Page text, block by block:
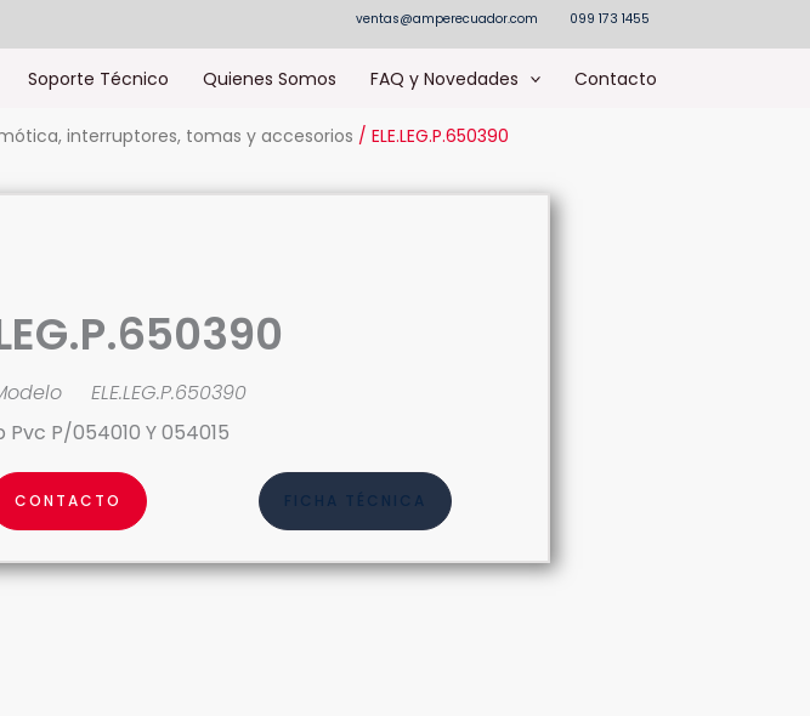
ventas@amperecuador.com 099 173 1455
Soporte Técnico Quienes Somos FAQ y Novedades Contacto
interruptores, tomas y accesorios / ELE.LEG.P.650390
ELE.LEG.P.650390
Pvc P/054010 Y 054015
CONTACTO FICHA TÉCNICA